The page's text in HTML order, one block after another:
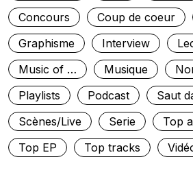
Concours
Coup de coeur
Graphisme
Interview
Music of …
Musique
Playlists
Podcast
Saut
Scènes/Live
Serie
Top
Top EP
Top tracks